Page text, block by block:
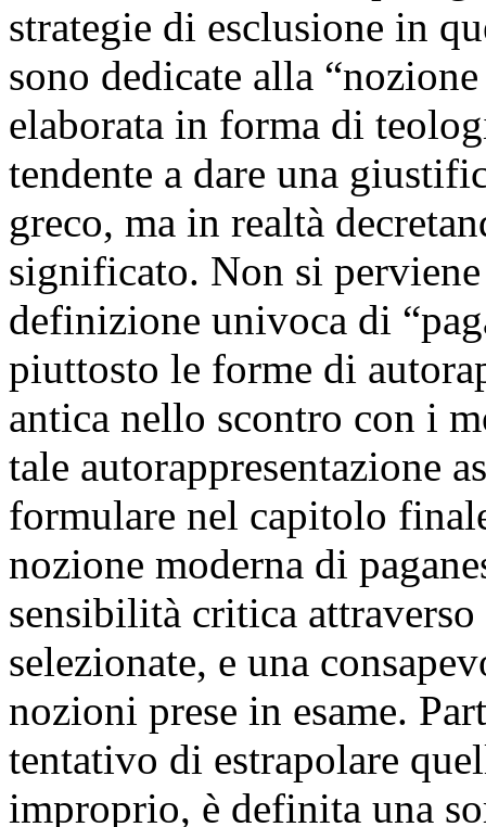
strategie di esclusione in
sono dedicate alla
elaborata in forma di
tendente a dare una
greco, ma in realtà
significato. Non si
definizione univoca di
piuttosto le forme di
antica nello scontro con i
tale autorappresentazione
formulare nel capitolo
nozione moderna di
sensibilità critica
selezionate, e una
nozioni prese in esame.
tentativo di estrapolare
improprio, è definita una